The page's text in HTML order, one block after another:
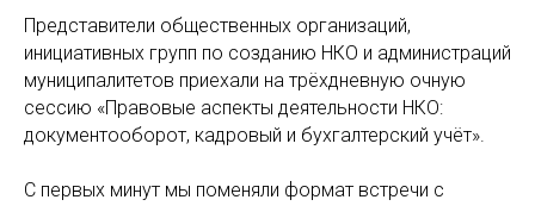
Представители общественных организаций,
инициативных групп по созданию НКО и администраций
муниципалитетов приехали на трёхдневную очную
сессию «Правовые аспекты деятельности НКО:
документооборот, кадровый и бухгалтерский учёт».
С первых минут мы поменяли формат встречи с